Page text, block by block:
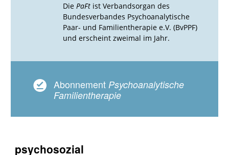
Die PaFtist Verbandsorgan des
Bundesverbandes Psychoanalytische
Paar- und Familientherapie e.V. (BvPPF)
und erscheint zweimal im Jahr.
Abonnement Psychoanalytische
Familientherapie
psychosozial